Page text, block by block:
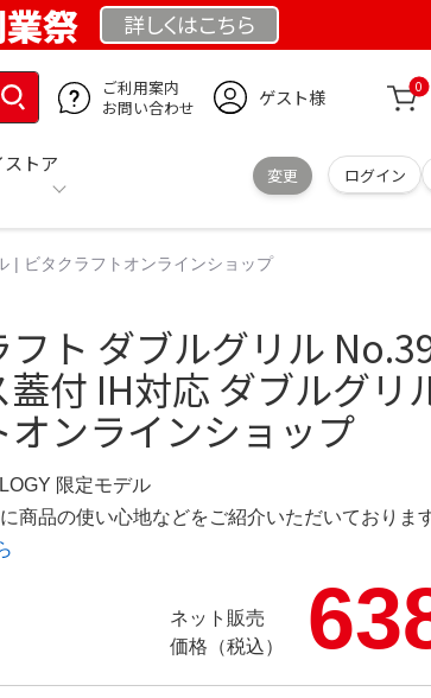
祭 詳しくはこちら
ご利用案内
お問い合わせ
ゲスト様 0
ストア
変更 ログイン
| ビタクラフトオンラインショップ
フト ダブルグリル
付 IH対応 ダブルグリ
オンラインショップ
限定モデル
商品の使い心地などをご紹介いただいておりま
ネット販売
価格（税込）